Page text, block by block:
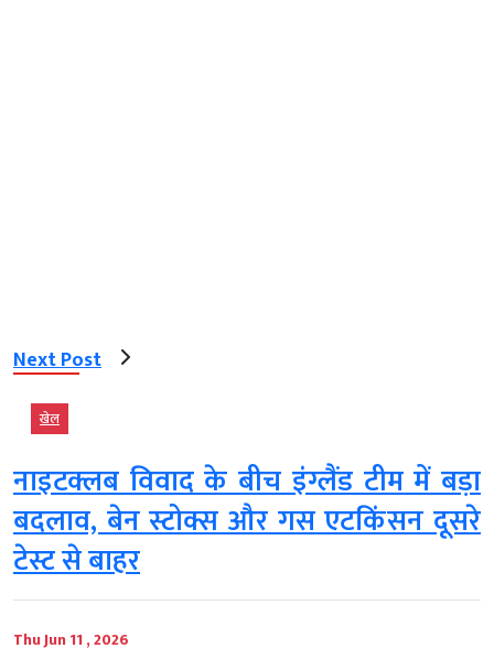
Next Post
खेल
नाइटक्लब विवाद के बीच इंग्लैंड टीम में बड़ा
बदलाव, बेन स्टोक्स और गस एटकिंसन दूसरे
टेस्ट से बाहर
Thu Jun 11 , 2026